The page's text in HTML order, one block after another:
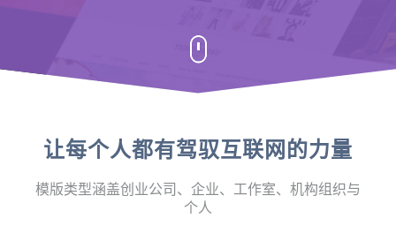
让每个人都有驾驭互联网的力量
模版类型涵盖创业公司、企业、工作室、机构组织与
个人